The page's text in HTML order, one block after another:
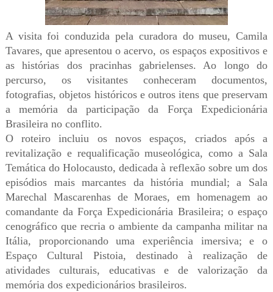
A visita foi conduzida pela curadora do museu, Camila
Tavares, que apresentou o acervo, os espaços expositivos e
as histórias dos pracinhas gabrielenses. Ao longo do
percurso, os visitantes conheceram documentos,
fotografias, objetos históricos e outros itens que preservam
a memória da participação da Força Expedicionária
Brasileira no conflito.
O roteiro incluiu os novos espaços, criados após a
revitalização e requalificação museológica, como a Sala
Temática do Holocausto, dedicada à reflexão sobre um dos
episódios mais marcantes da história mundial; a Sala
Marechal Mascarenhas de Moraes, em homenagem ao
comandante da Força Expedicionária Brasileira; o espaço
cenográfico que recria o ambiente da campanha militar na
Itália, proporcionando uma experiência imersiva; e o
Espaço Cultural Pistoia, destinado à realização de
atividades culturais, educativas e de valorização da
memória dos expedicionários brasileiros.